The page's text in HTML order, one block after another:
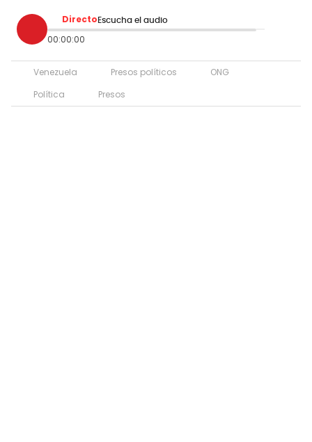
Directo Escucha el audio
00:00:00
Venezuela Presos políticos
ONG
Política
Presos